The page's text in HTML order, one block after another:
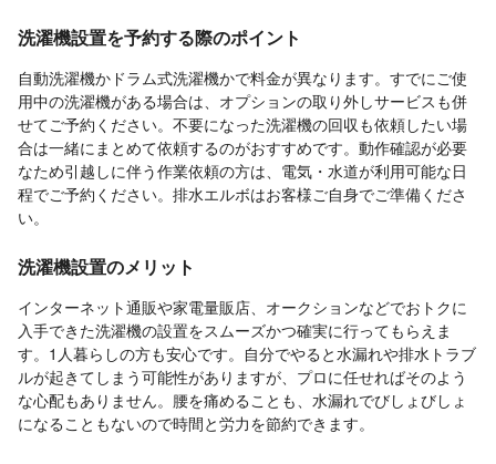
洗濯機設置を予約する際のポイント
自動洗濯機かドラム式洗濯機かで料金が異なります。すでにご使
用中の洗濯機がある場合は、オプションの取り外しサービスも併
せてご予約ください。不要になった洗濯機の回収も依頼したい場
合は一緒にまとめて依頼するのがおすすめです。動作確認が必要
なため引越しに伴う作業依頼の方は、電気・水道が利用可能な日
程でご予約ください。排水エルボはお客様ご自身でご準備くださ
い。
洗濯機設置のメリット
インターネット通販や家電量販店、オークションなどでおトクに
入手できた洗濯機の設置をスムーズかつ確実に行ってもらえま
す。1人暮らしの方も安心です。自分でやると水漏れや排水トラブ
ルが起きてしまう可能性がありますが、プロに任せればそのよう
な心配もありません。腰を痛めることも、水漏れでびしょびしょ
になることもないので時間と労力を節約できます。